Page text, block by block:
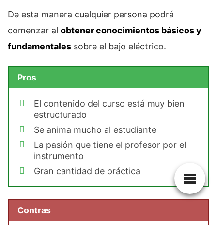
De esta manera cualquier persona podrá
comenzar al obtener conocimientos básicos y
fundamentales sobre el bajo eléctrico.
Pros
El contenido del curso está muy bien
estructurado
Se anima mucho al estudiante
La pasión que tiene el profesor por el
instrumento
Gran cantidad de práctica
Contras